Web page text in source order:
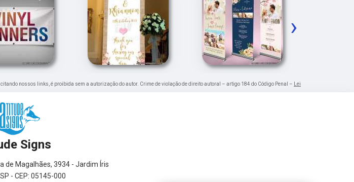
›
nossos links, é proibida sem a autorização do autor. Crime de violação de direito autoral – artigo 184 do Código Penal –
Lei
Signs
de Magalhães, 3934 - Jardim Íris
- CEP: 05145-000